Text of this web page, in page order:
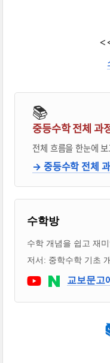
📚
중등수학 전체 과
전체 흐름을 한눈에
→ 중등수학 전체
블로거 & 출판
수학방
수학 개념을 쉽고 재
저서: 중학수학 기초
Youtube네이버 블
교보문고